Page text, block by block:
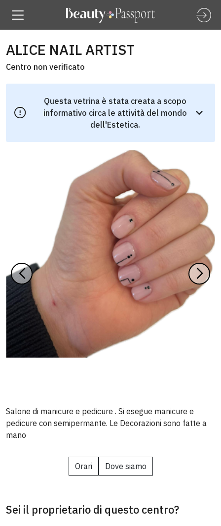
ALICE NAIL ARTIST
Centro non verificato
Questa vetrina è stata creata a scopo
informativo circa le attività del mondo
dell'Estetica.
Salone di manicure e pedicure . Si esegue manicure e
pedicure con semipermante. Le Decorazioni sono fatte a
mano
Orari Dove siamo
Sei il proprietario di questo centro?